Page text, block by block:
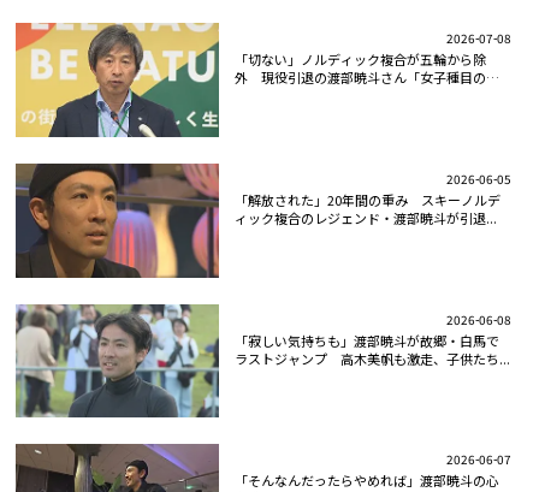
2026-07-08
「切ない」ノルディック複合が五輪から除
外 現役引退の渡部暁斗さん「女子種目の普
2026-06-05
「解放された」20年間の重み スキーノルデ
ィック複合のレジェンド・渡部暁斗が引退...
2026-06-08
「寂しい気持ちも」渡部暁斗が故郷・白馬で
ラストジャンプ 高木美帆も激走、子供たち...
2026-06-07
「そんなんだったらやめれば」渡部暁斗の心